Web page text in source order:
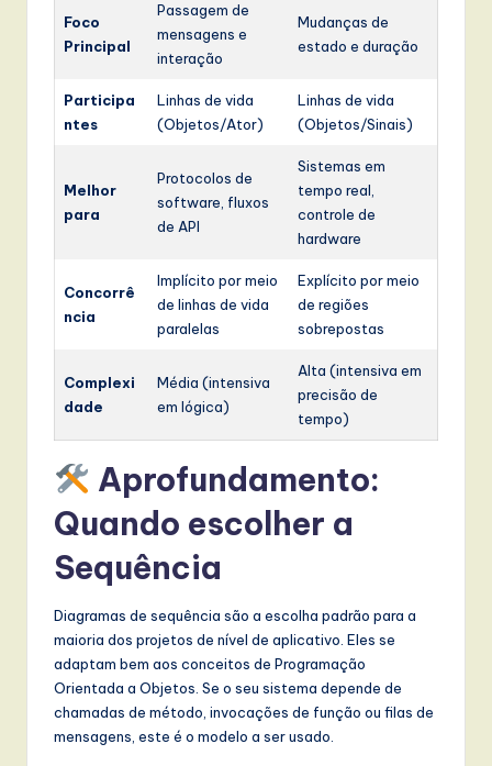
Foco
Principal
Passagem de
mensagens e
interação
Mudanças de
estado e duração
Participa
ntes
Linhas de vida
(Objetos/Ator)
Linhas de vida
(Objetos/Sinais)
Melhor
para
Protocolos de
software, fluxos
de API
Sistemas em
tempo real,
controle de
hardware
Concorrê
ncia
Implícito por meio
de linhas de vida
paralelas
Explícito por meio
de regiões
sobrepostas
Complexi
dade
Média (intensiva
em lógica)
Alta (intensiva em
precisão de
tempo)
Aprofundamento:
Quando escolher a
Sequência
Diagramas de sequência são a escolha padrão para a
maioria dos projetos de nível de aplicativo. Eles se
adaptam bem aos conceitos de Programação
Orientada a Objetos. Se o seu sistema depende de
chamadas de método, invocações de função ou filas de
mensagens, este é o modelo a ser usado.